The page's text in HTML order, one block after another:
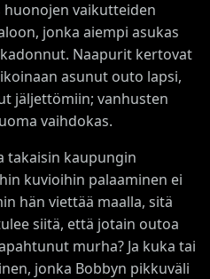
huonojen vaikutteiden
jonka aiempi asukas
Naapurit kertovat
asunut outo lapsi,
jäljettömiin; vanhusten
vaihdokas.
takaisin kaupungin
kuvioihin palaaminen ei
hän viettää maalla, sitä
siitä, että jotain outoa
murha? Ja kuka tai
jonka Bobbyn pikkuväli